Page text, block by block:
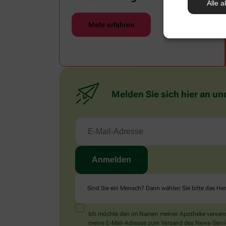
Alle
Mehr erfahren
Melden Sie sich hier an
Sind Sie ein Mensch? Dann wählen Sie bitte das
Ich möchte den im Namen meiner Apotheke
meine E-Mail-Adresse zum Versand des News-